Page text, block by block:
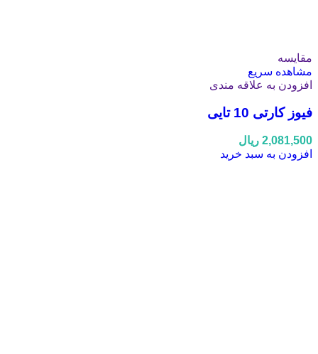
مقایسه
مشاهده سریع
افزودن به علاقه مندی
فیوز کارتی 10 تایی
2,081,500 ریال
افزودن به سبد خرید